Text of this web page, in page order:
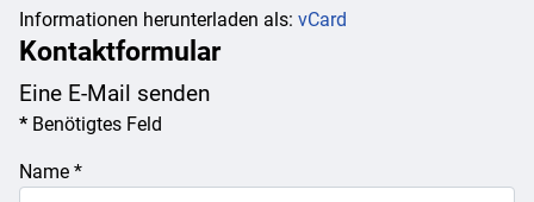
Informationen herunterladen als: vCard
Kontaktformular
Eine E-Mail senden
* Benötigtes Feld
Name *